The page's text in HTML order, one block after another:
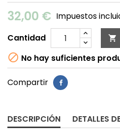
32,00 € Impuestos
Cantidad

 No hay suficientes
Compartir
DESCRIPCIÓN DETALLES